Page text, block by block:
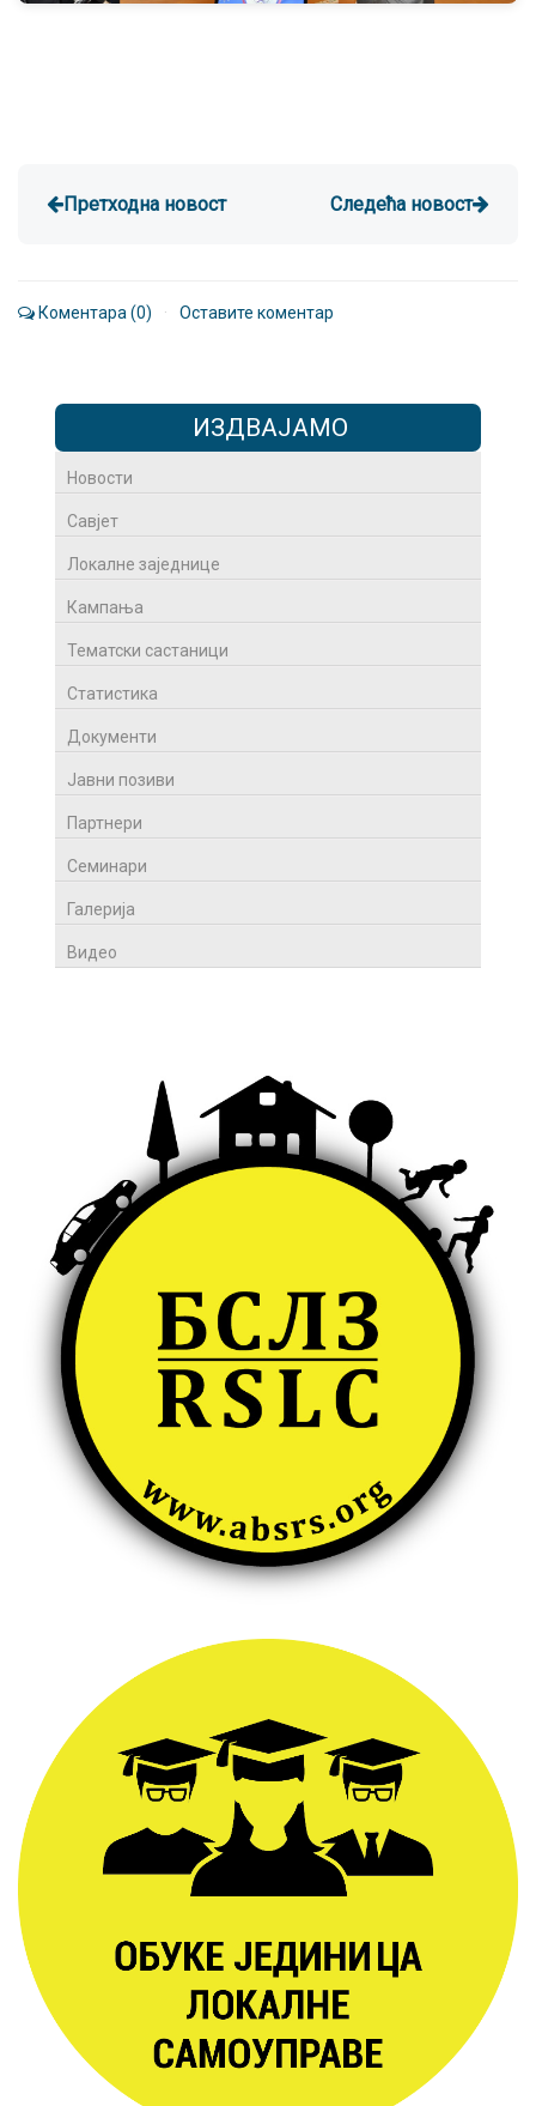
Претходна новост Следећа новост
Коментара (0) · Оставите коментар
ИЗДВАЈАМО
Новости
Савјет
Локалне заједнице
Кампања
Тематски састаници
Статистика
Документи
Јавни позиви
Партнери
Семинари
Галерија
Видео